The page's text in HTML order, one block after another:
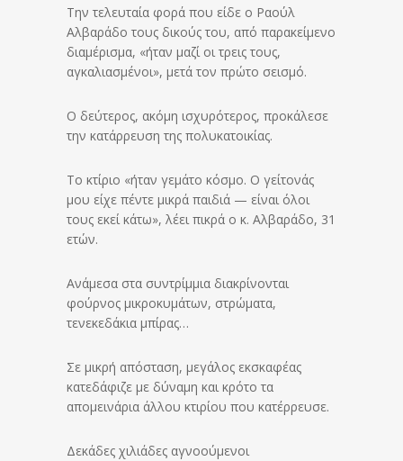
Την τελευταία φορά που είδε ο Ραούλ
Αλβαράδο τους δικούς του, από παρακείμενο
διαμέρισμα, «ήταν μαζί οι τρεις τους,
αγκαλιασμένοι», μετά τον πρώτο σεισμό.
Ο δεύτερος, ακόμη ισχυρότερος, προκάλεσε
την κατάρρευση της πολυκατοικίας.
Το κτίριο «ήταν γεμάτο κόσμο. Ο γείτονάς
μου είχε πέντε μικρά παιδιά — είναι όλοι
τους εκεί κάτω», λέει πικρά ο κ. Αλβαράδο, 31
ετών.
Ανάμεσα στα συντρίμμια διακρίνονται
φούρνος μικροκυμάτων, στρώματα,
τενεκεδάκια μπίρας…
Σε μικρή απόσταση, μεγάλος εκσκαφέας
κατεδάφιζε με δύναμη και κρότο τα
απομεινάρια άλλου κτιρίου που κατέρρευσε.
Δεκάδες χιλιάδες αγνοούμενοι